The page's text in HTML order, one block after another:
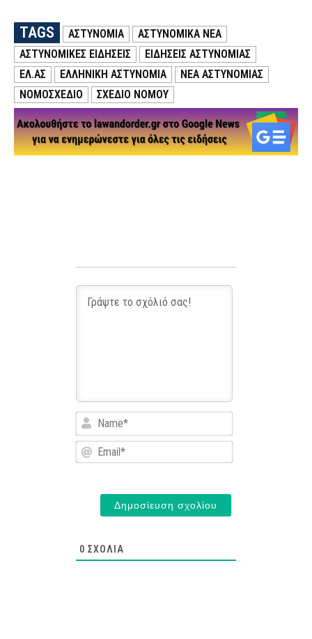
TAGS ΑΣΤΥΝΟΜΙΑ
ΑΣΤΥΝΟΜΙΚΑ ΝΕΑ
ΑΣΤΥΝΟΜΙΚΕΣ ΕΙΔΗΣΕΙΣ
ΕΙΔΗΣΕΙΣ ΑΣΤΥΝΟΜΙΑΣ
ΕΛ.ΑΣ
ΕΛΛΗΝΙΚΗ ΑΣΤΥΝΟΜΙΑ
ΝΕΑ ΑΣΤΥΝΟΜΙΑΣ
ΝΟΜΟΣΧΕΔΙΟ
ΣΧΕΔΙΟ ΝΟΜΟΥ
Name*
Email*
0 ΣΧΌΛΙΑ